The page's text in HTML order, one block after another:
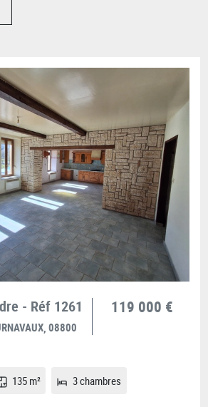
- Réf 1261
08800
119 000 €
135 m² 3 chambres